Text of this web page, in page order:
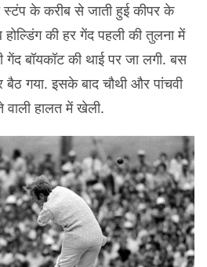
के करीब से जाती हुई कीपर के
की हर गेंद पहली की तुलना में
गेंद बॉयकॉट की थाई पर जा लगी. बस
गया. इसके बाद चौथी और पांचवी
वाली हालत में खेली.